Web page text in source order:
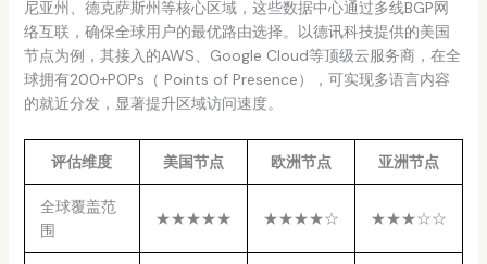
尼亚州、德克萨斯州等核心区域，这些数据中心通过多线BGP网
络互联，确保全球用户的最优路由选择。以德讯科技提供的美国
节点为例，其接入的AWS、Google Cloud等顶级云服务商，在全
球拥有200+POPs（ Points of Presence），可实现多语言内容
的就近分发，显著提升区域访问速度。
评估维度 美国节点 欧洲节点 亚洲节点
全球覆盖范
围
★★★★★ ★★★★☆ ★★★☆☆